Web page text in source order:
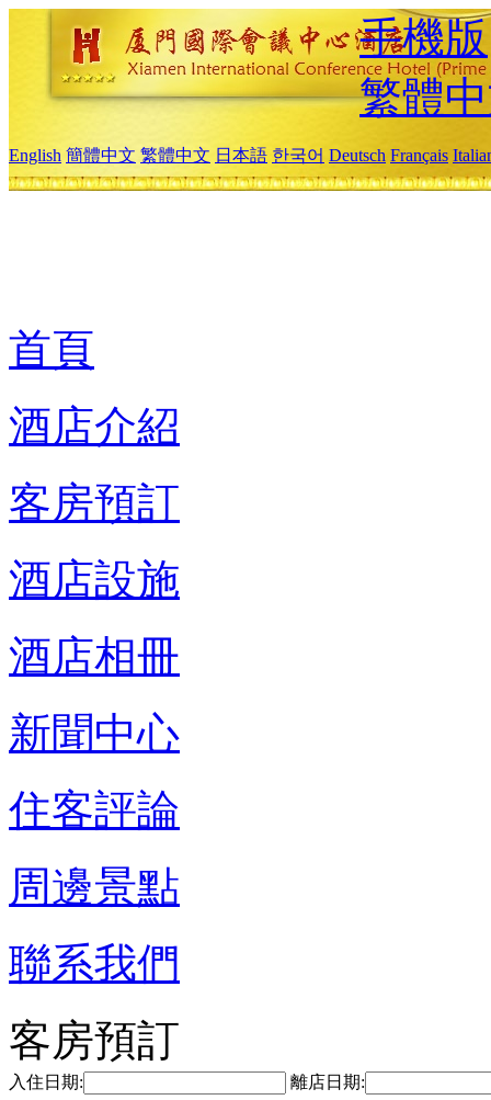
手機版
繁體
English 簡體中文 繁體中文 日本語 한국어 Deutsch Français
首頁
酒店介紹
客房預訂
酒店設施
酒店相冊
新聞中心
住客評論
周邊景點
聯系我們
客房預訂
入住日期: 離店日期: